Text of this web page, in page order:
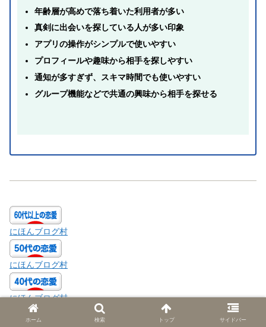
年齢層が高めで落ち着いた利用者が多い
真剣に出会いを探している人が多い印象
アプリの操作がシンプルで使いやすい
プロフィールや趣味から相手を探しやすい
通知が多すぎず、スキマ時間でも使いやすい
グループ機能などで共通の興味から相手を探せる
にほんブログ村
にほんブログ村
にほんブログ村
ホーム 検索 トップ サイドバー